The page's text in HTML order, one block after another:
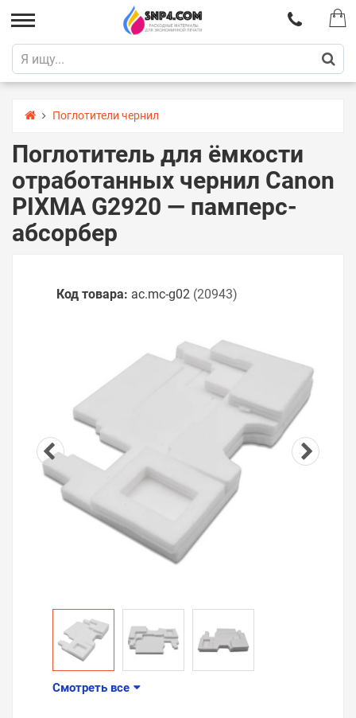
Поглотители чернил
Поглотитель для ёмкости
отработанных чернил Canon
PIXMA G2920 — памперс-
абсорбер
Код товара: ac.mc-g02 (20943)
Смотреть все